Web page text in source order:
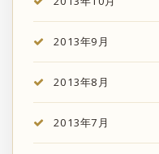
2013年9月
2013年8月
2013年7月